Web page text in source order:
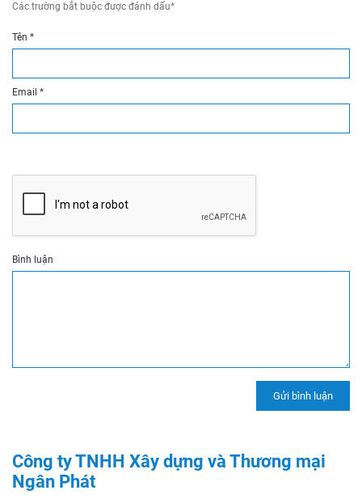
Các trường bắt buộc được đánh dấu*
Tên *
Email *
Bình luận
Công ty TNHH Xây dựng và Thương mại
Ngân Phát